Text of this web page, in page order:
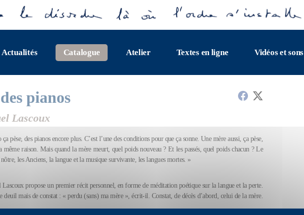
Actualités Catalogue Atelier Textes en ligne Vidéos et sons
pianos
Lascoux
pèse, des pianos encore plus. C’est l’une des conditions pour que ça sonne. Une mère aussi, ça pèse,
même raison. Mais quand la mère meurt, quel poids nouveau ? Et les passés, quel poids chacun ? Le
les Anciens, la langue et la musique survivante, les langues mortes. »
Lascoux propose un premier récit personnel, en forme de méditation poétique sur la langue et la perte.
deuil mais de constat : « perdu (sans) ma mère », écrit-il. Constat, de décès d’abord, celui de la mère.